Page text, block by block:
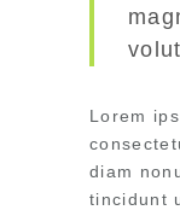
Lorem
diam
tincidunt